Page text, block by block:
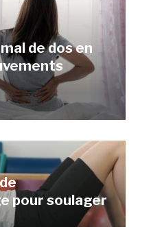
de dos en
pour soulager